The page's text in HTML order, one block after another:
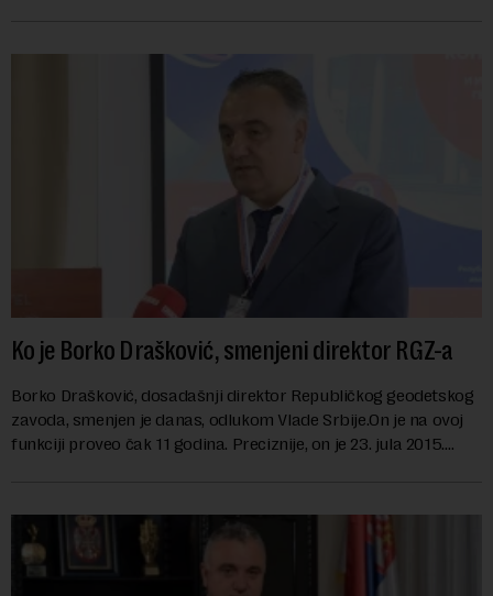
Ko je Borko Drašković, smenjeni direktor RGZ-a
Borko Drašković, dosadašnji direktor Republičkog geodetskog
zavoda, smenjen je danas, odlukom Vlade Srbije.On je na ovoj
funkciji proveo čak 11 godina. Preciznije, on je 23. jula 2015.